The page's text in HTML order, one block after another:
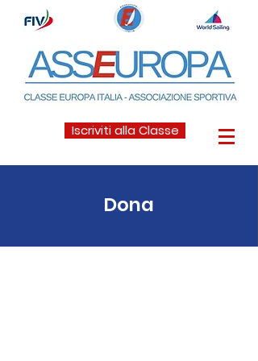
Iscriviti alla Classe
Dona